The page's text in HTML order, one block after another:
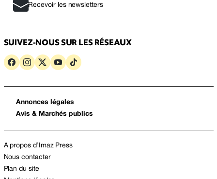
Recevoir les newsletters
SUIVEZ-NOUS SUR LES RÉSEAUX
Annonces légales
Avis & Marchés publics
A propos d’Imaz Press
Nous contacter
Plan du site